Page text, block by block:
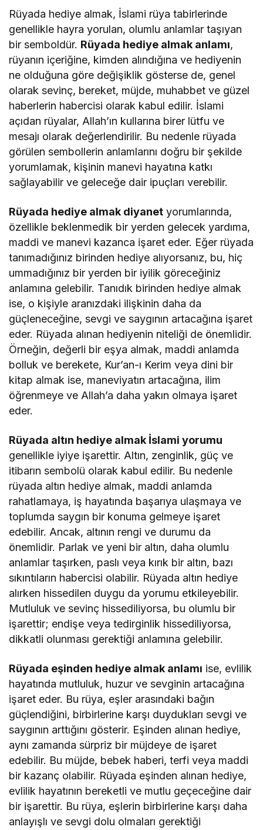
Rüyada hediye almak, İslami rüya tabirlerinde
genellikle hayra yorulan, olumlu anlamlar taşıyan
bir semboldür. Rüyada hediye almak anlamı,
rüyanın içeriğine, kimden alındığına ve hediyenin
ne olduğuna göre değişiklik gösterse de, genel
olarak sevinç, bereket, müjde, muhabbet ve güzel
haberlerin habercisi olarak kabul edilir. İslami
açıdan rüyalar, Allah’ın kullarına birer lütfu ve
mesajı olarak değerlendirilir. Bu nedenle rüyada
görülen sembollerin anlamlarını doğru bir şekilde
yorumlamak, kişinin manevi hayatına katkı
sağlayabilir ve geleceğe dair ipuçları verebilir.
Rüyada hediye almak diyanet yorumlarında,
özellikle beklenmedik bir yerden gelecek yardıma,
maddi ve manevi kazanca işaret eder. Eğer rüyada
tanımadığınız birinden hediye alıyorsanız, bu, hiç
ummadığınız bir yerden bir iyilik göreceğiniz
anlamına gelebilir. Tanıdık birinden hediye almak
ise, o kişiyle aranızdaki ilişkinin daha da
güçleneceğine, sevgi ve saygının artacağına işaret
eder. Rüyada alınan hediyenin niteliği de önemlidir.
Örneğin, değerli bir eşya almak, maddi anlamda
bolluk ve berekete, Kur’an-ı Kerim veya dini bir
kitap almak ise, maneviyatın artacağına, ilim
öğrenmeye ve Allah’a daha yakın olmaya işaret
eder.
Rüyada altın hediye almak İslami yorumu
genellikle iyiye işarettir. Altın, zenginlik, güç ve
itibarın sembolü olarak kabul edilir. Bu nedenle
rüyada altın hediye almak, maddi anlamda
rahatlamaya, iş hayatında başarıya ulaşmaya ve
toplumda saygın bir konuma gelmeye işaret
edebilir. Ancak, altının rengi ve durumu da
önemlidir. Parlak ve yeni bir altın, daha olumlu
anlamlar taşırken, paslı veya kırık bir altın, bazı
sıkıntıların habercisi olabilir. Rüyada altın hediye
alırken hissedilen duygu da yorumu etkileyebilir.
Mutluluk ve sevinç hissediliyorsa, bu olumlu bir
işarettir; endişe veya tedirginlik hissediliyorsa,
dikkatli olunması gerektiği anlamına gelebilir.
Rüyada eşinden hediye almak anlamı ise, evlilik
hayatında mutluluk, huzur ve sevginin artacağına
işaret eder. Bu rüya, eşler arasındaki bağın
güçlendiğini, birbirlerine karşı duydukları sevgi ve
saygının arttığını gösterir. Eşinden alınan hediye,
aynı zamanda sürpriz bir müjdeye de işaret
edebilir. Bu müjde, bebek haberi, terfi veya maddi
bir kazanç olabilir. Rüyada eşinden alınan hediye,
evlilik hayatının bereketli ve mutlu geçeceğine dair
bir işarettir. Bu rüya, eşlerin birbirlerine karşı daha
anlayışlı ve sevgi dolu olmaları gerektiği